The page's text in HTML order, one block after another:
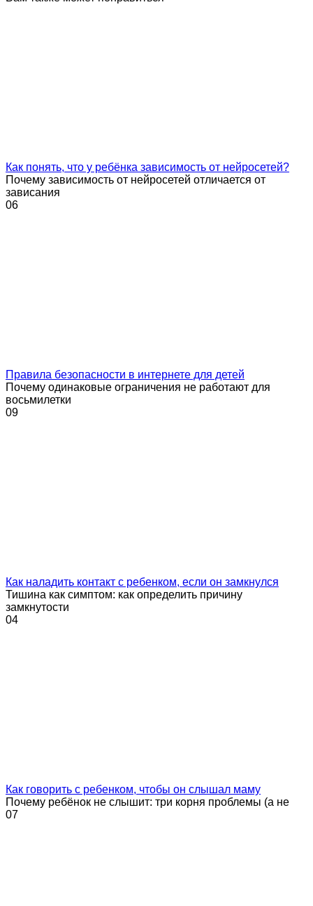
Как понять, что у ребёнка зависимость от нейросетей?
Почему зависимость от нейросетей отличается от
зависания
06
Правила безопасности в интернете для детей
Почему одинаковые ограничения не работают для
восьмилетки
09
Как наладить контакт с ребенком, если он замкнулся
Тишина как симптом: как определить причину
замкнутости
04
Как говорить с ребенком, чтобы он слышал маму
Почему ребёнок не слышит: три корня проблемы (а не
07